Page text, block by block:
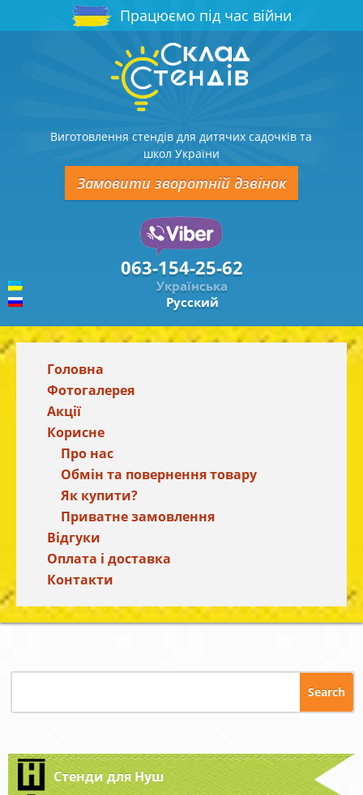
Працюємо під час війни
Виготовлення стендів для дитячих садочків та
школ України
Замовити зворотній дзвінок
063-154-25-62
Українська
Русский
Головна
Фотогалерея
Акції
Корисне
Про нас
Обмін та повернення товару
Як купити?
Приватне замовлення
Відгуки
Оплата і доставка
Контакти
Стенди для Нуш